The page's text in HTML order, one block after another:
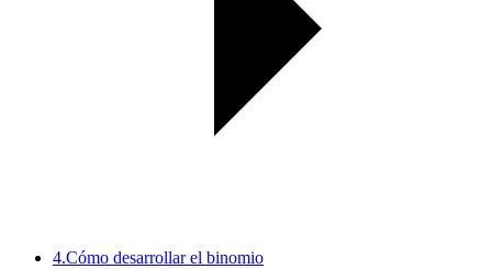
4.Cómo desarrollar el binomio